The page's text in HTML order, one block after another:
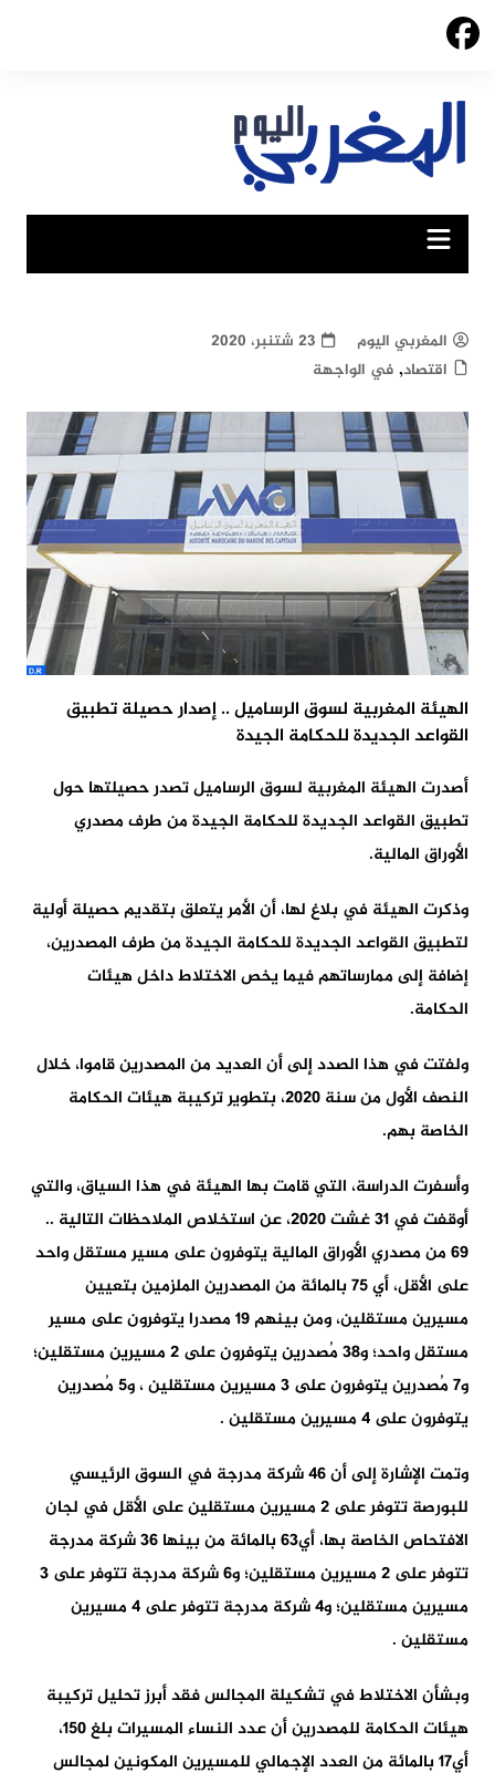
Skip
المغربي اليوم
23 شتنبر، 2020
اقتصاد, في الواجهة
الهيئة المغربية لسوق الرساميل .. إصدار حصيلة تطبيق
القواعد الجديدة للحكامة الجيدة
أصدرت الهيئة المغربية لسوق الرساميل تصدر حصيلتها حول
تطبيق القواعد الجديدة للحكامة الجيدة من طرف مصدري
الأوراق المالية.
وذكرت الهيئة في بلاغ لها، أن الأمر يتعلق بتقديم حصيلة أولية
لتطبيق القواعد الجديدة للحكامة الجيدة من طرف المصدرين،
إضافة إلى ممارساتهم فيما يخص الاختلاط داخل هيئات
الحكامة.
ولفتت في هذا الصدد إلى أن العديد من المصدرين قاموا، خلال
النصف الأول من سنة 2020، بتطوير تركيبة هيئات الحكامة
الخاصة بهم.
وأسفرت الدراسة، التي قامت بها الهيئة في هذا السياق، والتي
أوقفت في 31 غشت 2020، عن استخلاص الملاحظات التالية ..
69 من مصدري الأوراق المالية يتوفرون على مسير مستقل واحد
على الأقل، أي 75 بالمائة من المصدرين الملزمين بتعيين
مسيرين مستقلين، ومن بينهم 19 مصدرا يتوفرون على مسير
مستقل واحد؛ و38 مُصدرين يتوفرون على 2 مسيرين مستقلين؛
و7 مُصدرين يتوفرون على 3 مسيرين مستقلين ، و5 مُصدرين
يتوفرون على 4 مسيرين مستقلين .
وتمت الإشارة إلى أن 46 شركة مدرجة في السوق الرئيسي
للبورصة تتوفر على 2 مسيرين مستقلين على الأقل في لجان
الافتحاص الخاصة بها، أي63 بالمائة من بينها 36 شركة مدرجة
تتوفر على 2 مسيرين مستقلين؛ و6 شركة مدرجة تتوفر على 3
مسيرين مستقلين؛ و4 شركة مدرجة تتوفر على 4 مسيرين
مستقلين .
وبشأن الاختلاط في تشكيلة المجالس فقد أبرز تحليل تركيبة
هيئات الحكامة للمصدرين أن عدد النساء المسيرات بلغ 150،
أي17 بالمائة من العدد الإجمالي للمسيرين المكونين لمجالس